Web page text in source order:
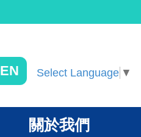
EN Select Language ▼
關於我們